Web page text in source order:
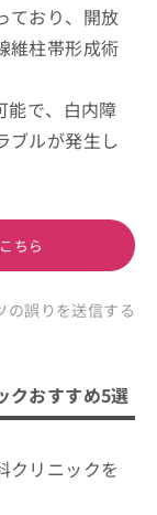
ており、開放
維柱帯形成術
能で、白内障
ブルが発生し
ちら
の誤りを送信する
クおすすめ5選
クリニックを